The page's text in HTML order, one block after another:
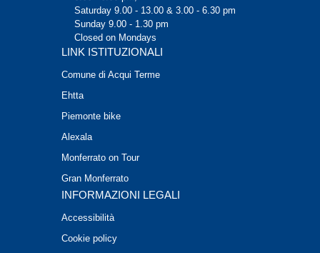
Saturday 9.00 - 13.00 & 3.00 - 6.30 pm
Sunday 9.00 - 1.30 pm
Closed on Mondays
LINK ISTITUZIONALI
Comune di Acqui Terme
Ehtta
Piemonte bike
Alexala
Monferrato on Tour
Gran Monferrato
INFORMAZIONI LEGALI
Accessibilità
Cookie policy